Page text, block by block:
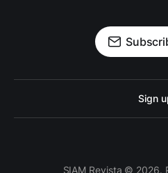
Sign
SIAM Revista © 2026.